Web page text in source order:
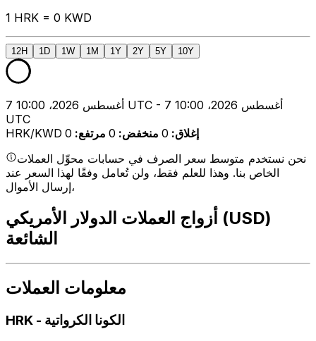
1 HRK = 0 KWD
12H 1D 1W 1M 1Y 2Y 5Y 10Y
7 أغسطس 2026، 10:00 UTC - 7 أغسطس 2026، 10:00
UTC
HRK/KWD
إغلاق:
0 منخفض:
0 مرتفع:
0
نحن نستخدم متوسط سعر الصرف في حسابات محوِّل العملات
الخاص بنا. وهذا للعلم فقط، ولن تُعامل وفقًا لهذا السعر عند
إرسال الأموال،
أزواج العملات الدولار الأمريكي (USD)
الشائعة
معلومات العملات
HRK - الكونا الكرواتية